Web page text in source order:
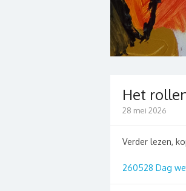
Het
28 mei 2026
Verder lezen,
260528 Dag